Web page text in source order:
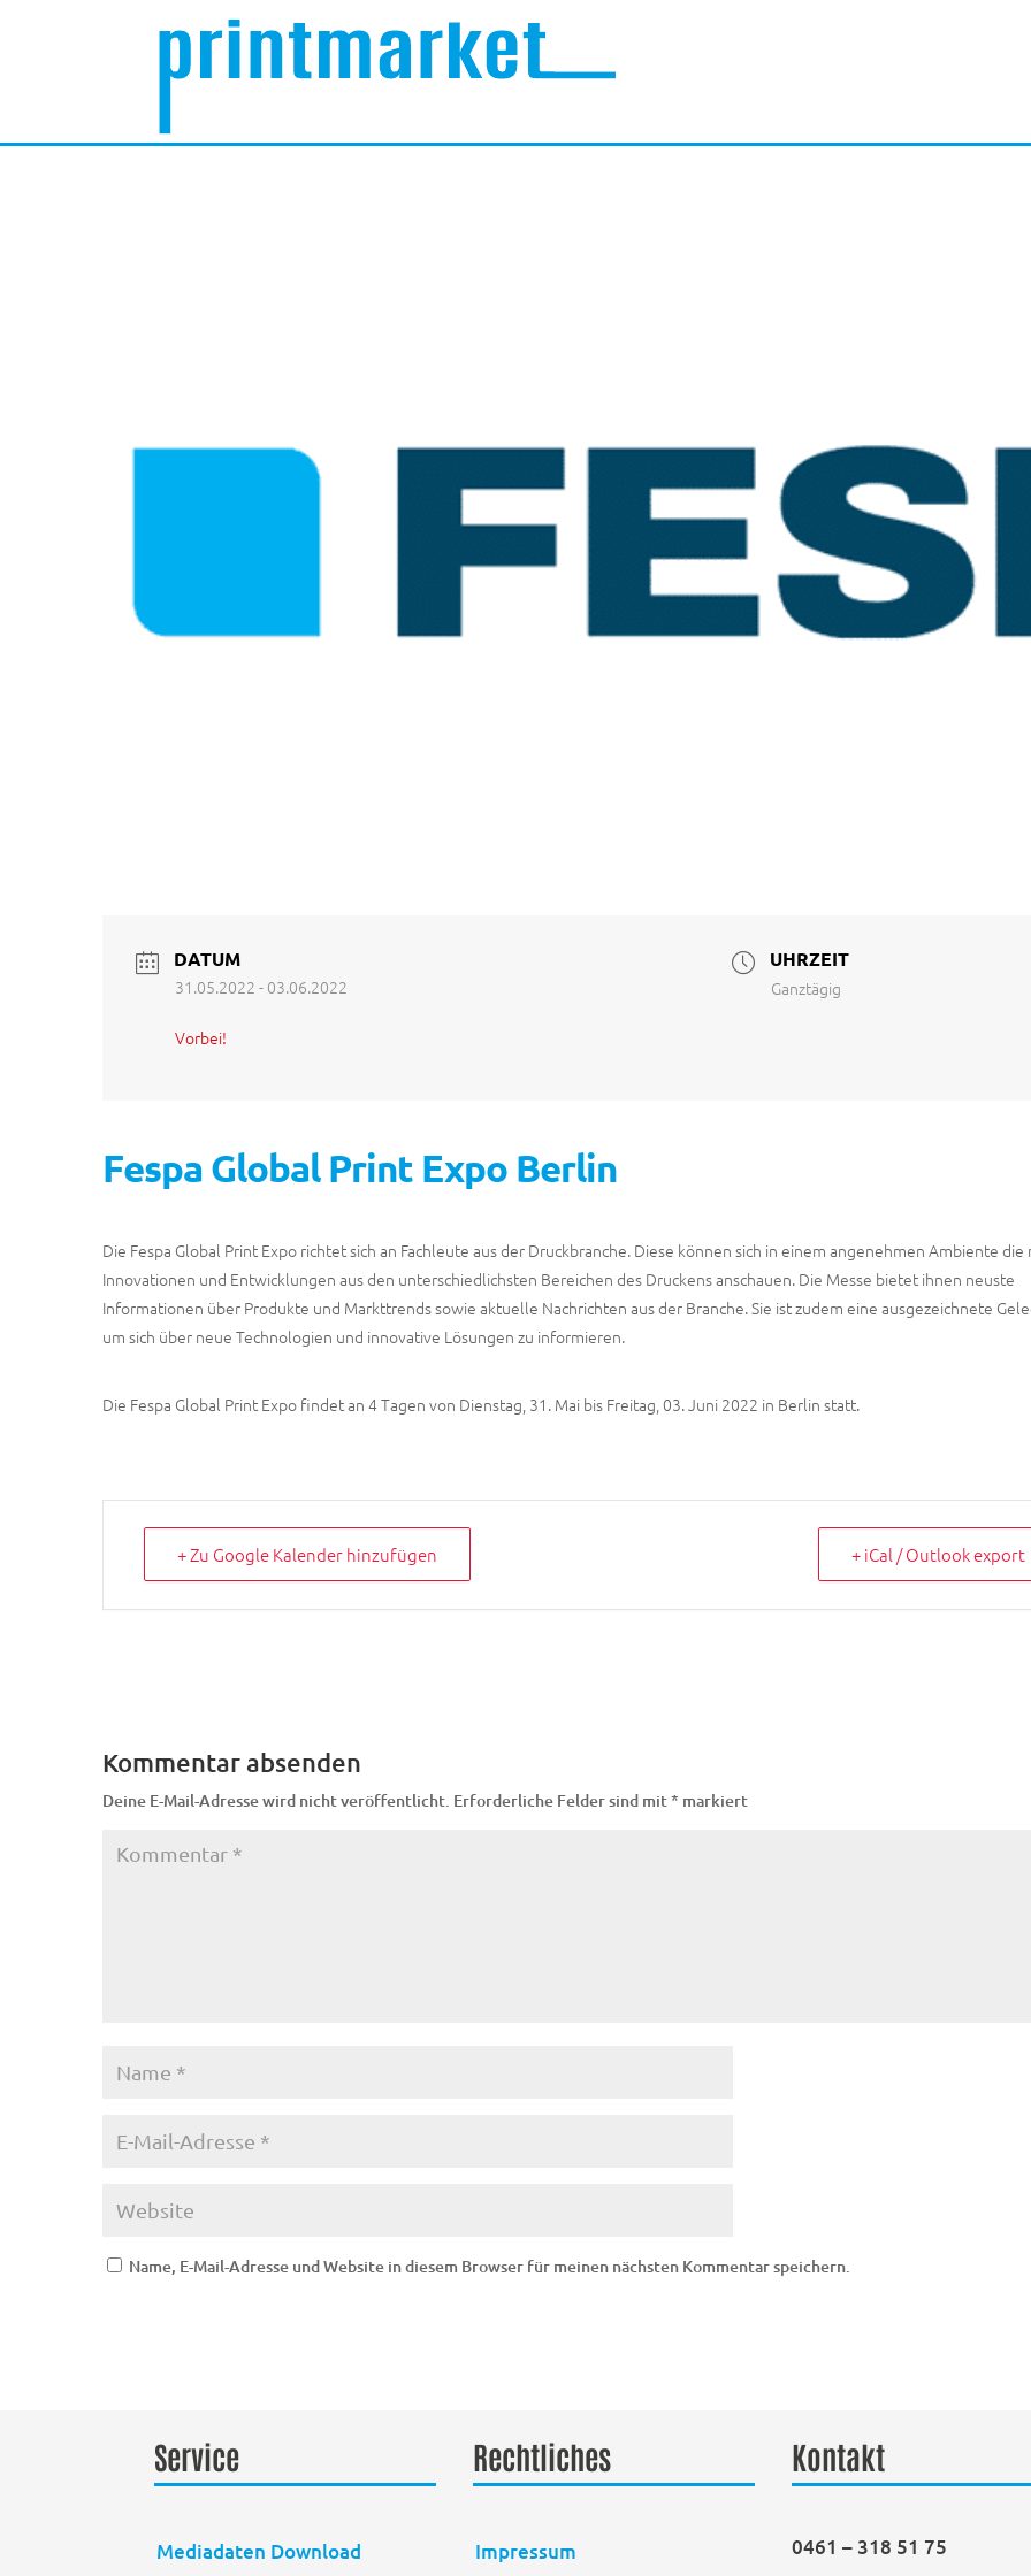
DATUM
31.05.2022 - 03.06.2022
Vorbei!
UHRZEIT
Ganztägig
Fespa Global Print Expo Berlin
Die Fespa Global Print Expo richtet sich an Fachleute aus der Druckbranche. Diese können sich in einem angenehmen Ambiente die
Innovationen und Entwicklungen aus den unterschiedlichsten Bereichen des Druckens anschauen. Die Messe bietet ihnen neuste
Informationen über Produkte und Markttrends sowie aktuelle Nachrichten aus der Branche. Sie ist zudem eine ausgezeichnete
um sich über neue Technologien und innovative Lösungen zu informieren.
Die Fespa Global Print Expo findet an 4 Tagen von Dienstag, 31. Mai bis Freitag, 03. Juni 2022 in Berlin statt.
+ Zu Google Kalender hinzufügen + iCal / Outlook export
Kommentar absenden
Deine E-Mail-Adresse wird nicht veröffentlicht. Erforderliche Felder sind mit* markiert
Name, E-Mail-Adresse und Website in diesem Browser für meinen nächsten Kommentar speichern.
Service
Mediadaten Download
Rechtliches
Impressum
Kontakt
0461 – 318 51 75